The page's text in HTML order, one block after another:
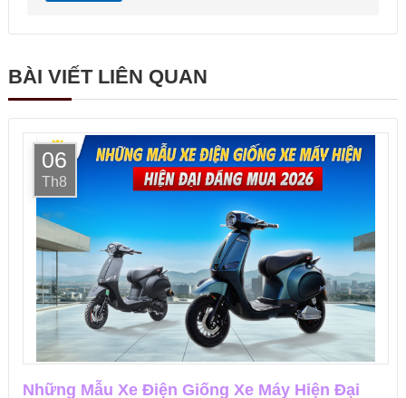
BÀI VIẾT LIÊN QUAN
06
Th8
Những Mẫu Xe Điện Giống Xe Máy Hiện Đại